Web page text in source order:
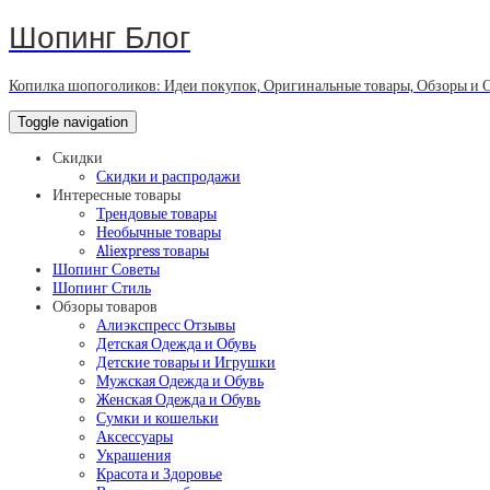
Шопинг Блог
Копилка шопоголиков: Идеи покупок, Оригинальные товары, Обзоры и
Toggle navigation
Скидки
Скидки и распродажи
Интересные товары
Трендовые товары
Необычные товары
Aliexpress товары
Шопинг Советы
Шопинг Стиль
Обзоры товаров
Алиэкспресс Отзывы
Детская Одежда и Обувь
Детские товары и Игрушки
Мужская Одежда и Обувь
Женская Одежда и Обувь
Сумки и кошельки
Аксессуары
Украшения
Красота и Здоровье